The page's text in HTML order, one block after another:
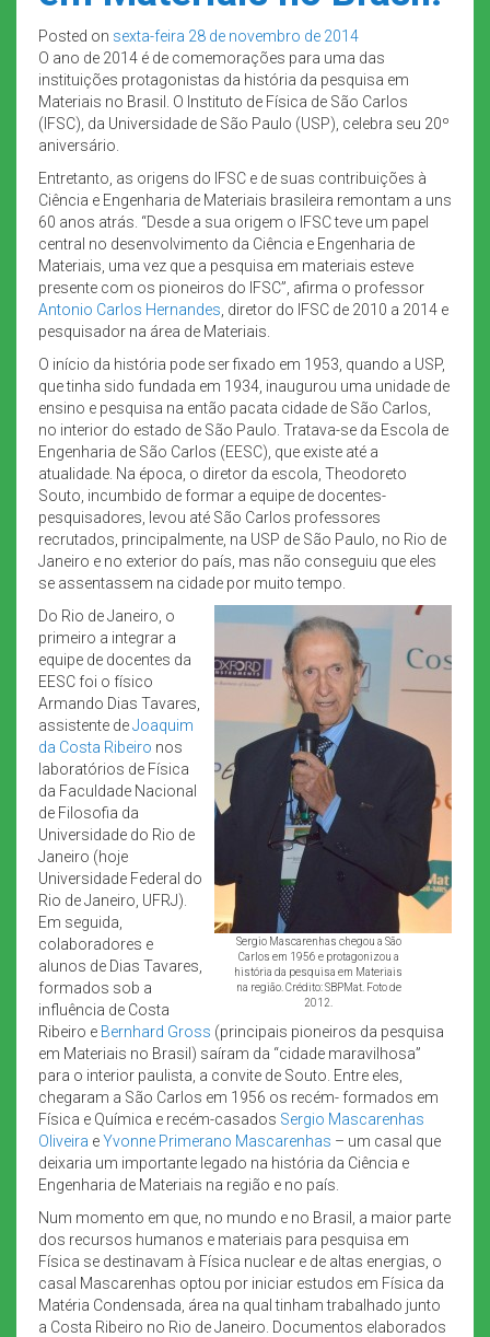
Posted on sexta-feira 28 de novembro de 2014
O ano de 2014 é de comemorações para uma das
instituições protagonistas da história da pesquisa em
Materiais no Brasil. O Instituto de Física de São Carlos
(IFSC), da Universidade de São Paulo (USP), celebra seu 20º
aniversário.
Entretanto, as origens do IFSC e de suas contribuições à
Ciência e Engenharia de Materiais brasileira remontam a uns
60 anos atrás. “Desde a sua origem o IFSC teve um papel
central no desenvolvimento da Ciência e Engenharia de
Materiais, uma vez que a pesquisa em materiais esteve
presente com os pioneiros do IFSC”, afirma o professor
Antonio Carlos Hernandes , diretor do IFSC de 2010 a 2014 e
pesquisador na área de Materiais.
O início da história pode ser fixado em 1953, quando a USP,
que tinha sido fundada em 1934, inaugurou uma unidade de
ensino e pesquisa na então pacata cidade de São Carlos,
no interior do estado de São Paulo. Tratava-se da Escola de
Engenharia de São Carlos (EESC), que existe até a
atualidade. Na época, o diretor da escola, Theodoreto
Souto, incumbido de formar a equipe de docentes-
pesquisadores, levou até São Carlos professores
recrutados, principalmente, na USP de São Paulo, no Rio de
Janeiro e no exterior do país, mas não conseguiu que eles
se assentassem na cidade por muito tempo.
Sergio Mascarenhas chegou a São
Carlos em 1956 e protagonizou a
história da pesquisa em Materiais
na região. Crédito: SBPMat. Foto de
2012.
Do Rio de Janeiro, o
primeiro a integrar a
equipe de docentes da
EESC foi o físico
Armando Dias Tavares,
assistente deJoaquim
da Costa Ribeiro nos
laboratórios de Física
da Faculdade Nacional
de Filosofia da
Universidade do Rio de
Janeiro (hoje
Universidade Federal do
Rio de Janeiro, UFRJ).
Em seguida,
colaboradores e
alunos de Dias Tavares,
formados sob a
influência de Costa
Ribeiro e Bernhard Gross (principais pioneiros da pesquisa
em Materiais no Brasil) saíram da “cidade maravilhosa”
para o interior paulista, a convite de Souto. Entre eles,
chegaram a São Carlos em 1956 os recém- formados em
Física e Química e recém-casados Sergio Mascarenhas
Oliveira eYvonne Primerano Mascarenhas – um casal que
deixaria um importante legado na história da Ciência e
Engenharia de Materiais na região e no país.
Num momento em que, no mundo e no Brasil, a maior parte
dos recursos humanos e materiais para pesquisa em
Física se destinavam à Física nuclear e de altas energias, o
casal Mascarenhas optou por iniciar estudos em Física da
Matéria Condensada, área na qual tinham trabalhado junto
a Costa Ribeiro no Rio de Janeiro. Documentos elaborados